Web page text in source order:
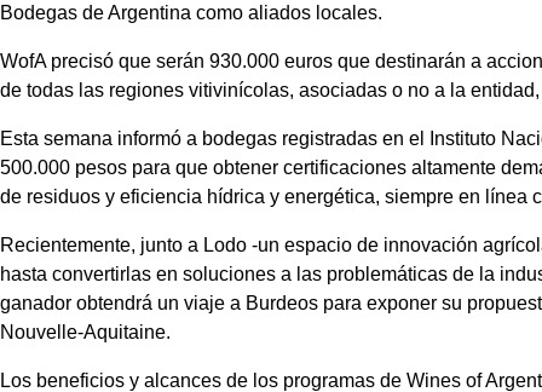
Bodegas de Argentina como aliados locales.
WofA precisó que serán 930.000 euros que destinarán a
de todas las regiones vitivinícolas, asociadas o no a la
Esta semana informó a bodegas registradas en el Instituto
500.000 pesos para que obtener certificaciones altamente
de residuos y eficiencia hídrica y energética, siempre en
Recientemente, junto a Lodo -un espacio de innovación
hasta convertirlas en soluciones a las problemáticas de la
ganador obtendrá un viaje a Burdeos para exponer su
Nouvelle-Aquitaine.
Los beneficios y alcances de los programas de Wines of